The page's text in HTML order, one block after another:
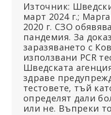
Източник:
март 2024 г.;
2020 г. СЗО
пандемия. За
заразяването с
използвани PCR
Шведската
здраве
тестовете, тъй
определят дали
или не. Въпреки